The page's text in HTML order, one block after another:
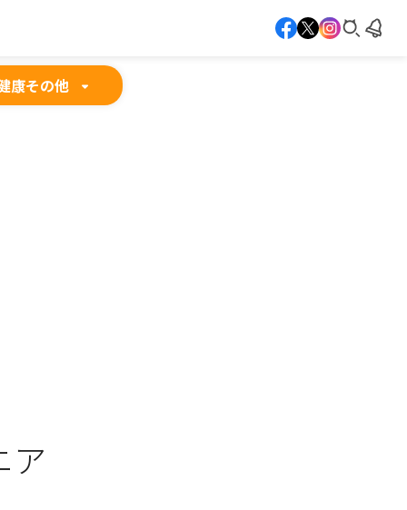
康その他
ア